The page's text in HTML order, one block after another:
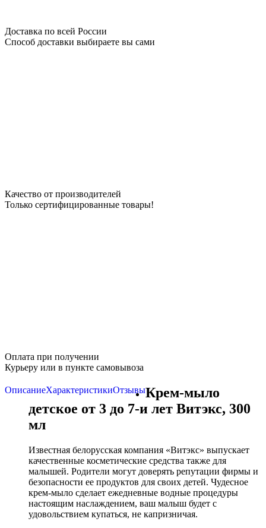
Доставка по всей России
Способ доставки выбираете вы сами
Качество от производителей
Только сертифицированные товары!
Оплата при получении
Курьеру или в пункте самовывоза
ОписаниеХарактеристикиОтзывыКрем-мыло
детское от 3 до 7-и лет Витэкс, 300
мл
Известная белорусская компания «Витэкс» выпускает
качественные косметические средства также для
малышей. Родители могут доверять репутации фирмы и
безопасности ее продуктов для своих детей. Чудесное
крем-мыло сделает ежедневные водные процедуры
настоящим наслаждением, ваш малыш будет с
удовольствием купаться, не капризничая.